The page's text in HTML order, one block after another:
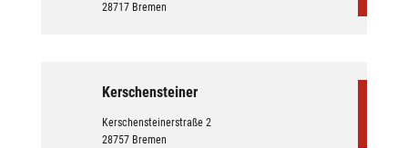
28717 Bremen
Kerschensteiner
Kerschensteinerstraße 2
28757 Bremen